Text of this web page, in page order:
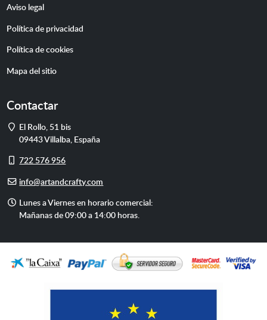
Aviso legal
Política de privacidad
Política de cookies
Mapa del sitio
Contactar
Dirección
El Rollo, 51 bis
09443Villalba España
Móvil
722 576 956
E-info@artandcrafty.com
Horario
de
Lunes a Viernes en horario comercial:
Mañanas de 09:00 a 14:00 horas.